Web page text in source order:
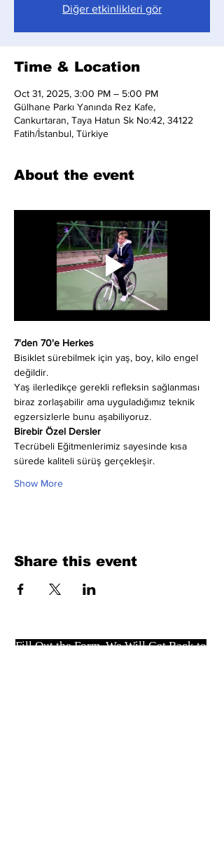
Diğer etkinlikleri gör
Time & Location
Oct 31, 2025, 3:00 PM – 5:00 PM
Gülhane Parkı Yanında Rez Kafe,
Cankurtaran, Taya Hatun Sk No:42, 34122
Fatih/İstanbul, Türkiye
About the event
7'den 70'e Herkes
Bisiklet sürebilmek için yaş, boy, kilo engel
değildir.
Yaş ilerledikçe gerekli refleksin sağlanması
biraz zorlaşabilir ama uyguladığımız teknik
egzersizlerle bunu aşabiliyoruz.
Birebir Özel Dersler
Tecrübeli Eğitmenlerimiz sayesinde kısa
sürede kaliteli sürüş gerçekleşir.
Show More
Share this event
Fill Out the Form. We Will Get Back to